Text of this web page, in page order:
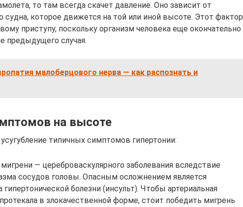
то там всегда скачет давление. Оно зависит от
которое движется на той или иной высоте. Этот фактор
приступу, поскольку организм человека еще окончательно
предыдущего случая.
малоберцового нерва — как распознать и
на высоте
типичных симптомов гипертонии:
— цереброваскулярного заболевания вследствие
сосудов головы. Опасным осложнением является
болезни (инсульт). Чтобы артериальная
в злокачественной форме, стоит победить мигрень